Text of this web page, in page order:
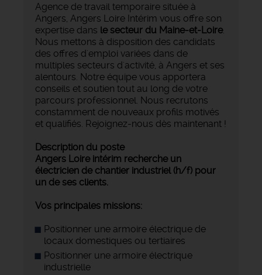
Agence de travail temporaire située à
Angers, Angers Loire Intérim vous offre son
expertise dans le secteur du Maine-et-Loire.
Nous mettons à disposition des candidats
des offres d'emploi variées dans de
multiples secteurs d'activité, à Angers et ses
alentours. Notre équipe vous apportera
conseils et soutien tout au long de votre
parcours professionnel. Nous recrutons
constamment de nouveaux profils motivés
et qualifiés. Rejoignez-nous dès maintenant !
Description du poste
Angers Loire intérim recherche un
électricien de chantier industriel (h/f) pour
un de ses clients.
Vos principales missions:
Positionner une armoire électrique de
locaux domestiques ou tertiaires
Positionner une armoire électrique
industrielle